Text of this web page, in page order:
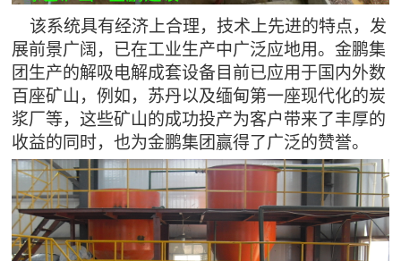
该系统具有经济上合理，技术上先进的特点，发
展前景广阔，已在工业生产中广泛应地用。金鹏集
团生产的解吸电解成套设备目前已应用于国内外数
百座矿山，例如，苏丹以及缅甸第一座现代化的炭
浆厂等，这些矿山的成功投产为客户带来了丰厚的
收益的同时，也为金鹏集团赢得了广泛的赞誉。